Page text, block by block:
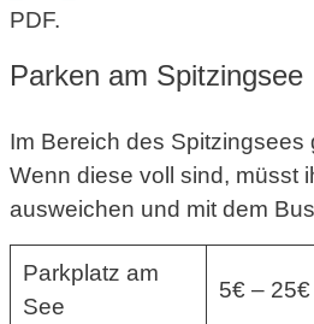
PDF.
Parken am Spitzingsee
Im Bereich des Spitzingsees
Wenn diese voll sind, müsst
ausweichen und mit dem
Parkplatz am
See
5€ –